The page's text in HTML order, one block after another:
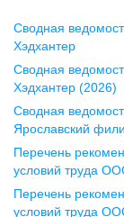
Воронеж
ул.
офис 1212
+7 473 280-05-05
pr@vrn.hh.ru
ул.
Сводная
Хэдхантер
Сводная
Хэдхантер (2026)
Сводная
Ярославский
Перечень
условий труда
Перечень
условий труда